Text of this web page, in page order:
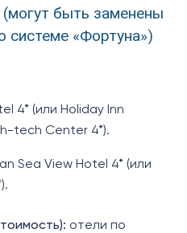
быть заменены
системе «Фортуна»)
4* (или Holiday Inn
tech Center 4*).
Sea View Hotel 4* (или
отели по